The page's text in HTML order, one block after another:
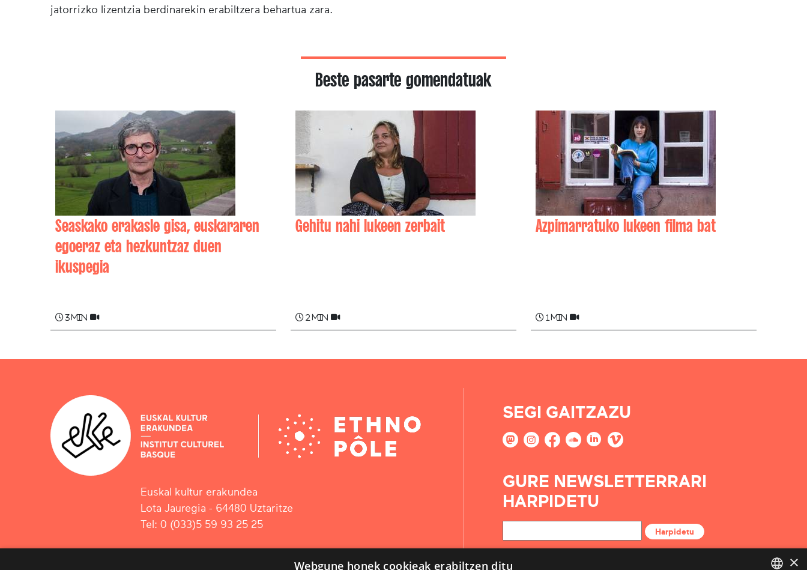
jatorrizko lizentzia berdinarekin erabiltzera behartua zara.
Beste pasarte gomendatuak
Seaskako erakasle gisa, euskararen
egoeraz eta hezkuntzaz duen
ikuspegia
3 min
Gehitu nahi lukeen zerbait
2 min
Azpimarratuko lukeen filma bat
1 min
Euskal kultur erakundea
Lota Jauregia - 64480 Uztaritze
Tel: 0 (033)5 59 93 25 25
SEGI GAITZAZU
GURE NEWSLETTERRARI
HARPIDETU
Harpidetu
×
Webgune honek cookieak erabiltzen ditu